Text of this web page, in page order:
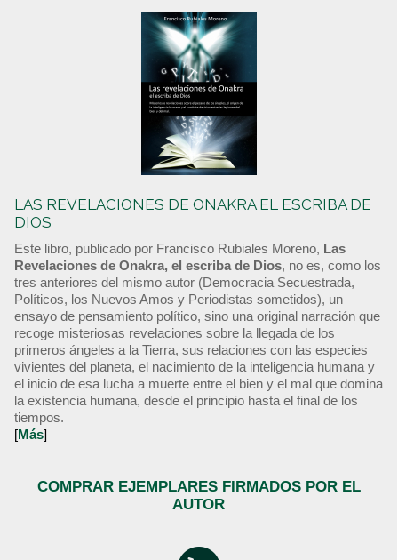
LAS REVELACIONES DE ONAKRA EL ESCRIBA DE
DIOS
Este libro, publicado por Francisco Rubiales Moreno, Las
Revelaciones de Onakra, el escriba de Dios, no es, como los
tres anteriores del mismo autor (Democracia Secuestrada,
Políticos, los Nuevos Amos y Periodistas sometidos), un
ensayo de pensamiento político, sino una original narración que
recoge misteriosas revelaciones sobre la llegada de los
primeros ángeles a la Tierra, sus relaciones con las especies
vivientes del planeta, el nacimiento de la inteligencia humana y
el inicio de esa lucha a muerte entre el bien y el mal que domina
la existencia humana, desde el principio hasta el final de los
tiempos.
[Más]
COMPRAR EJEMPLARES FIRMADOS POR EL
AUTOR